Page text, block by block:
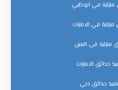
في ابوظبي
في الامارات
منزلية في العين
حدائق الامارات
حدائق دبي